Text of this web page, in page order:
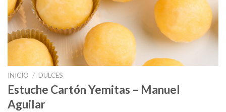
INICIO / DULCES
Estuche Cartón Yemitas – Manuel
Aguilar